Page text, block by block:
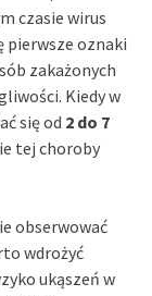
czasie wirus
pierwsze oznaki
zakażonych
Kiedy w
się od 2 do 7
tej choroby
obserwować
wdrożyć
ukąszeń w